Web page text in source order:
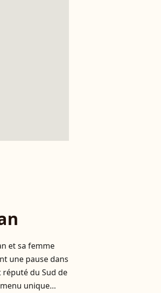
et sa femme
une pause dans
du Sud de
unique